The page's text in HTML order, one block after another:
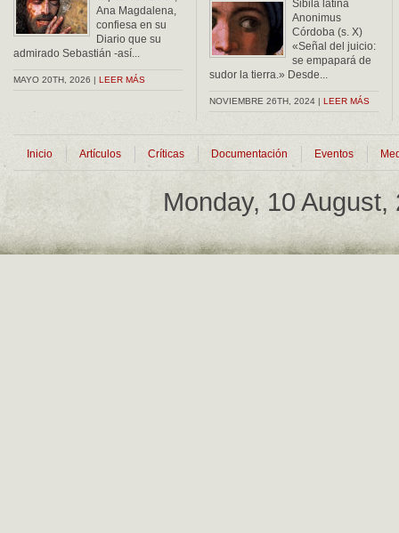
Ana Magdalena,
confiesa en su
Diario que su
admirado Sebastián -así...
MAYO 20TH, 2026 | LEER MÁS
Sibila latina
Anonimus
Córdoba (s. X)
«Señal del juicio:
se empapará de
sudor la tierra.» Desde...
NOVIEMBRE 26TH, 2024 | LEER MÁS
Inicio Artículos Críticas Documentación Eventos
Monday, 10